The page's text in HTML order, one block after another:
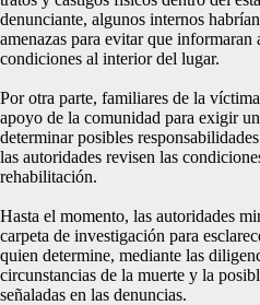
denunciante, algunos internos
amenazas para evitar que informaran
condiciones al interior del lugar.
Por otra parte, familiares de la
apoyo de la comunidad para exigir
determinar posibles
las autoridades revisen las
rehabilitación.
Hasta el momento, las autoridades
carpeta de investigación para
quien determine, mediante las
circunstancias de la muerte y la
señaladas en las denuncias.